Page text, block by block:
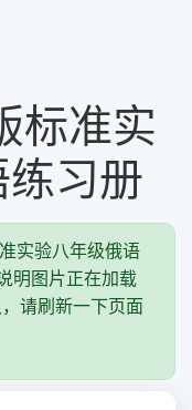
标准实
习册
实验八年级俄语
明图片正在加载
请刷新一下页面